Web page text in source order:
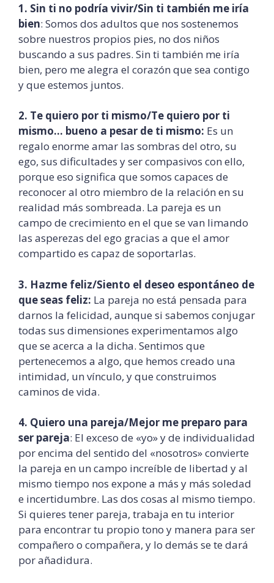
1. Sin ti no podría vivir/Sin ti también me iría
bien: Somos dos adultos que nos sostenemos
sobre nuestros propios pies, no dos niños
buscando a sus padres. Sin ti también me iría
bien, pero me alegra el corazón que sea contigo
y que estemos juntos.
2. Te quiero por ti mismo/Te quiero por ti
mismo… bueno a pesar de ti mismo: Es un
regalo enorme amar las sombras del otro, su
ego, sus dificultades y ser compasivos con ello,
porque eso significa que somos capaces de
reconocer al otro miembro de la relación en su
realidad más sombreada. La pareja es un
campo de crecimiento en el que se van limando
las asperezas del ego gracias a que el amor
compartido es capaz de soportarlas.
3. Hazme feliz/Siento el deseo espontáneo de
que seas feliz: La pareja no está pensada para
darnos la felicidad, aunque si sabemos conjugar
todas sus dimensiones experimentamos algo
que se acerca a la dicha. Sentimos que
pertenecemos a algo, que hemos creado una
intimidad, un vínculo, y que construimos
caminos de vida.
4. Quiero una pareja/Mejor me preparo para
ser pareja: El exceso de «yo» y de individualidad
por encima del sentido del «nosotros» convierte
la pareja en un campo increíble de libertad y al
mismo tiempo nos expone a más y más soledad
e incertidumbre. Las dos cosas al mismo tiempo.
Si quieres tener pareja, trabaja en tu interior
para encontrar tu propio tono y manera para ser
compañero o compañera, y lo demás se te dará
por añadidura.